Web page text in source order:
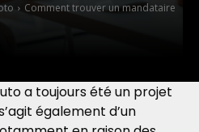
Comment trouver un mandataire
a toujours été un projet
également d’un